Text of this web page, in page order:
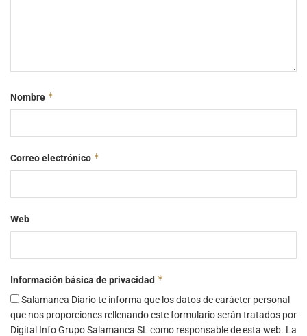
Nombre *
Correo electrónico *
Web
Información básica de privacidad *
Salamanca Diario te informa que los datos de carácter personal
que nos proporciones rellenando este formulario serán tratados por
Digital Info Grupo Salamanca SL como responsable de esta web. La